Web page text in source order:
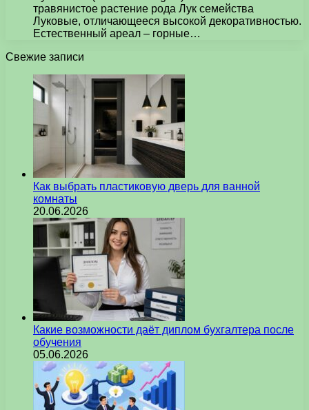
травянистое растение рода Лук семейства
Луковые, отличающееся высокой декоративностью.
Естественный ареал – горные…
Свежие записи
Как выбрать пластиковую дверь для ванной
комнаты
20.06.2026
Какие возможности даёт диплом бухгалтера после
обучения
05.06.2026